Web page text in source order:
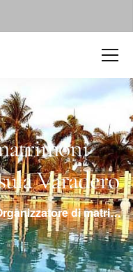
Varadero
di matrimoni Hotel Meliá Peninsula Varadero